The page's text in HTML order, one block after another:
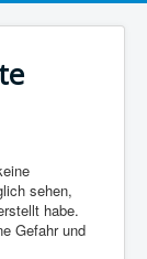
sehen,
habe.
Gefahr und